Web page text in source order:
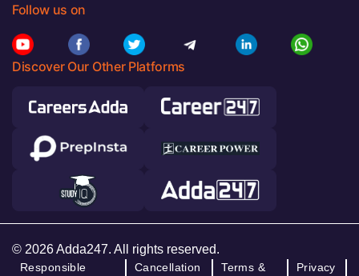
Follow us on
Discover Our Other Platforms
© 2026 Adda247. All rights reserved.
Responsible Cancellation Terms & Privacy